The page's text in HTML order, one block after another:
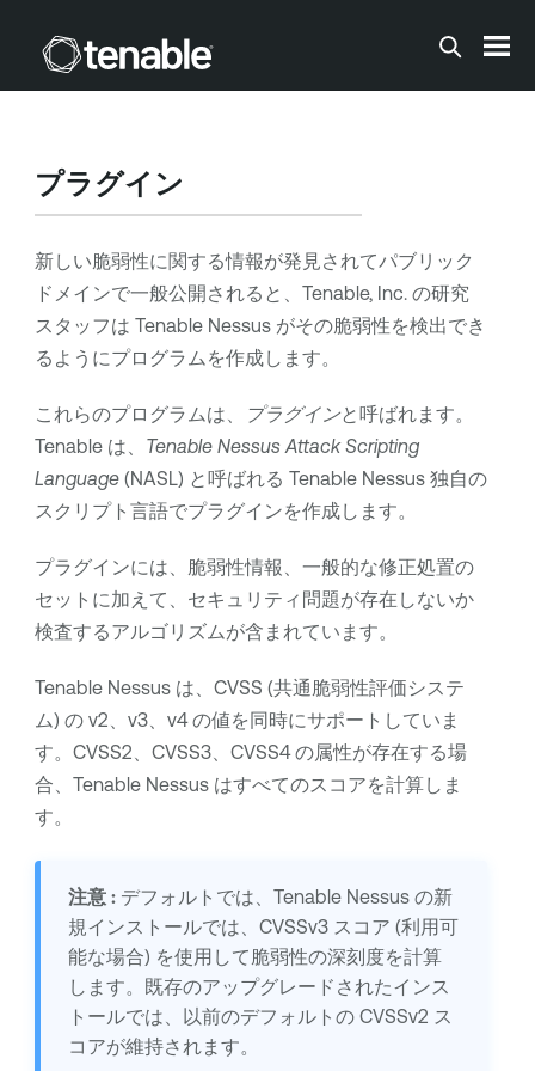
メインコンテンツに移動する
プラグイン
新しい脆弱性に関する情報が発見されてパブリック
ドメインで一般公開されると、 Tenable, Inc.の研究
スタッフは Tenable Nessusがその脆弱性を検出でき
るようにプログラムを作成します。
これらのプログラムは、 プラグインと呼ばれます。
Tenableは、 Tenable NessusAttack Scripting
Language(NASL) と呼ばれる Tenable Nessus独自の
スクリプト言語でプラグインを作成します。
プラグインには、脆弱性情報、一般的な修正処置の
セットに加えて、セキュリティ問題が存在しないか
検査するアルゴリズムが含まれています。
Tenable Nessusは、CVSS (共通脆弱性評価システ
ム) の v2、v3、v4 の値を同時にサポートしていま
す。CVSS2、CVSS3、CVSS4 の属性が存在する場
合、 Tenable Nessusはすべてのスコアを計算しま
す。
注意 :デフォルトでは、 Tenable Nessusの新
規インストールでは、CVSSv3 スコア (利用可
能な場合) を使用して脆弱性の深刻度を計算
します。既存のアップグレードされたインス
トールでは、以前のデフォルトの CVSSv2 ス
コアが維持されます。